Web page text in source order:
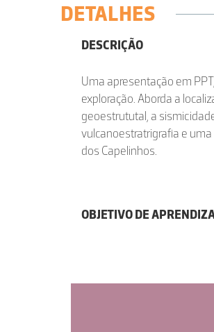
DETALHES
DESCRIÇÃO
Uma apresentação em
exploração. Aborda a
geoestrututal, a
vulcanoestratrigrafia e
dos Capelinhos.
OBJETIVO DE